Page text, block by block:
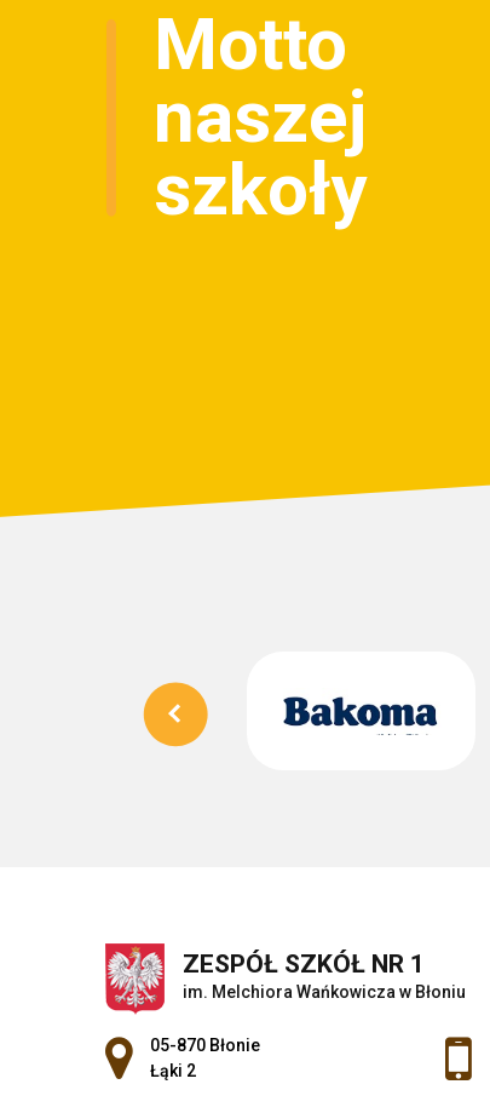
Motto
naszej
szkoły
ZESPÓŁ SZKÓŁ NR 1
im. Melchiora Wańkowicza w Błoniu
Adres pocztowy:
05-870 Błonie
Łąki 2